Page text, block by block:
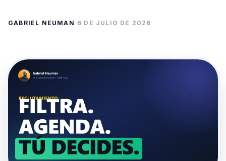
GABRIEL NEUMAN · 6 DE JULIO DE 2026